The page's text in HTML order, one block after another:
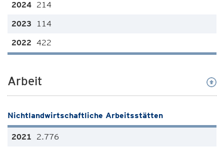
214
114
422
Arbeit
Nichtlandwirtschaftliche Arbeitsstätten
2.776